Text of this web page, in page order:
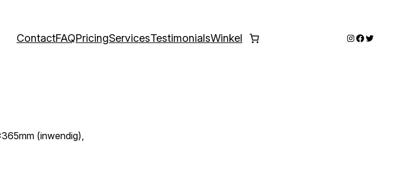
ContactFAQPricingServicesTestimonialsWinkel Instagram
Twitter
(inwendig),